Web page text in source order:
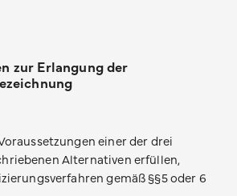
zur Erlangung der
einer der drei
Alternativen erfüllen,
gemäß §§5 oder 6